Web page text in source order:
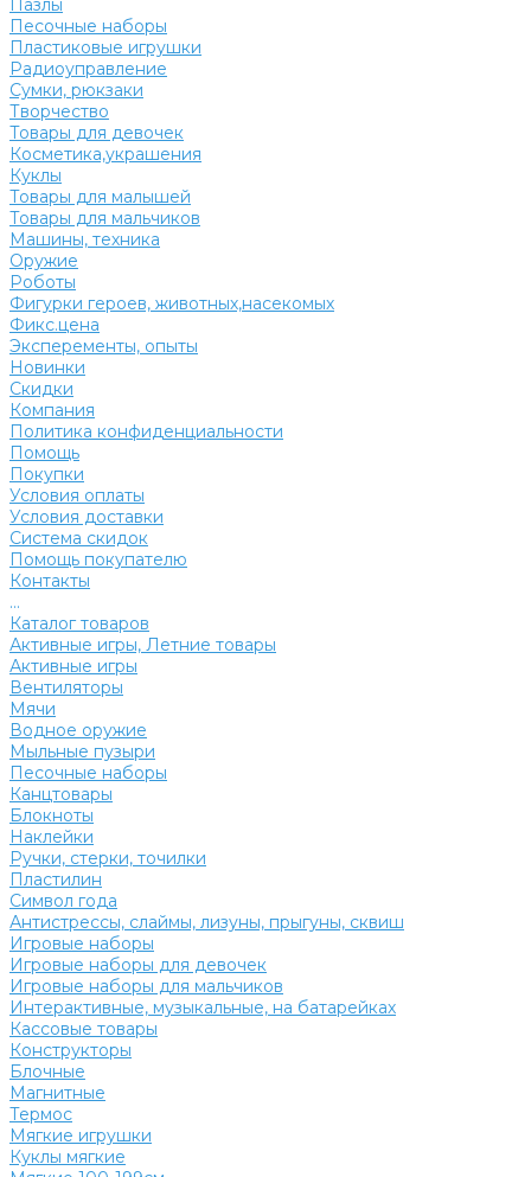
Пазлы
Песочные наборы
Пластиковые игрушки
Радиоуправление
Сумки, рюкзаки
Творчество
Товары для девочек
Косметика,украшения
Куклы
Товары для малышей
Товары для мальчиков
Машины, техника
Оружие
Роботы
Фигурки героев, животных,насекомых
Фикс.цена
Эксперементы, опыты
Новинки
Скидки
Компания
Политика конфиденциальности
Помощь
Покупки
Условия оплаты
Условия доставки
Система скидок
Помощь покупателю
Контакты
...
Каталог товаров
Активные игры, Летние товары
Активные игры
Вентиляторы
Мячи
Водное оружие
Мыльные пузыри
Песочные наборы
Канцтовары
Блокноты
Наклейки
Ручки, стерки, точилки
Пластилин
Символ года
Антистрессы, слаймы, лизуны, прыгуны, сквиш
Игровые наборы
Игровые наборы для девочек
Игровые наборы для мальчиков
Интерактивные, музыкальные, на батарейках
Кассовые товары
Конструкторы
Блочные
Магнитные
Термос
Мягкие игрушки
Куклы мягкие